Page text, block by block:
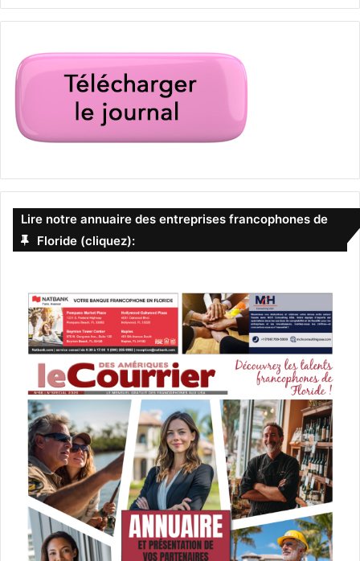
Lire notre annuaire des entreprises francophones de
Floride (cliquez):